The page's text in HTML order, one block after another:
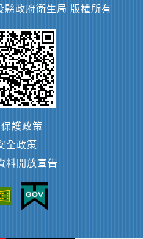
政府衛生局 版權所有
護政策
全政策
料開放宣告